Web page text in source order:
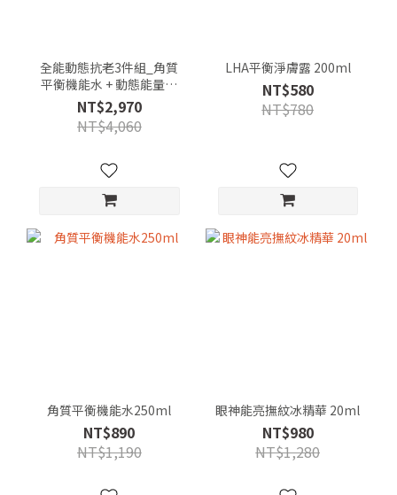
全能動態抗老3件組_角質
平衡機能水 + 動態能量賦
活精華 + B3輕保濕修護乳
NT$2,970
NT$4,060
LHA平衡淨膚露 200ml
NT$580
NT$780
角質平衡機能水250ml
NT$890
NT$1,190
眼神能亮撫紋冰精華 20ml
NT$980
NT$1,280